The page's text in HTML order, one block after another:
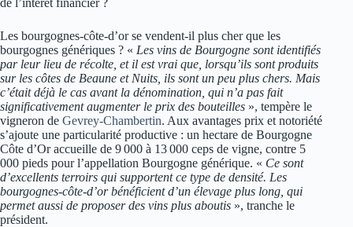
Les bourgognes-côte-d’or se vendent-il plus cher que les
bourgognes génériques ? « Les vins de Bourgogne sont identifiés
par leur lieu de récolte, et il est vrai que, lorsqu’ils sont produits
sur les côtes de Beaune et Nuits, ils sont un peu plus chers. Mais
c’était déjà le cas avant la dénomination, qui n’a pas fait
significativement augmenter le prix des bouteilles », tempère le
vigneron de Gevrey-Chambertin. Aux avantages prix et notoriété
s’ajoute une particularité productive : un hectare de Bourgogne
Côte d’Or accueille de 9 000 à 13 000 ceps de vigne, contre 5
000 pieds pour l’appellation Bourgogne générique. « Ce sont
d’excellents terroirs qui supportent ce type de densité. Les
bourgognes-côte-d’or bénéficient d’un élevage plus long, qui
permet aussi de proposer des vins plus aboutis », tranche le
président.